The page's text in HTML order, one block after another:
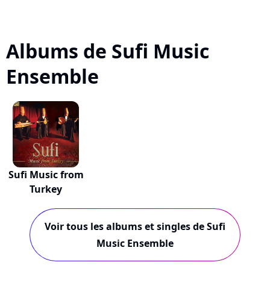
Albums de Sufi Music
Ensemble
Sufi Music from
Turkey
Voir tous les albums et singles de Sufi
Music Ensemble